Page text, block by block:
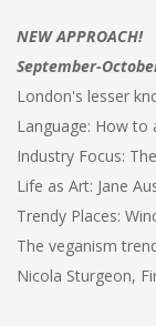
NEW APPROACH!
September-
London's lesser
Language: How to
Industry Focus:
Life as Art: Jane
Trendy Places:
The veganism
Nicola Sturgeon,